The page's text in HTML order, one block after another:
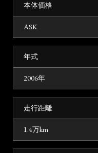
本体価格
ASK
年式
2006年
走行距離
1.4万km